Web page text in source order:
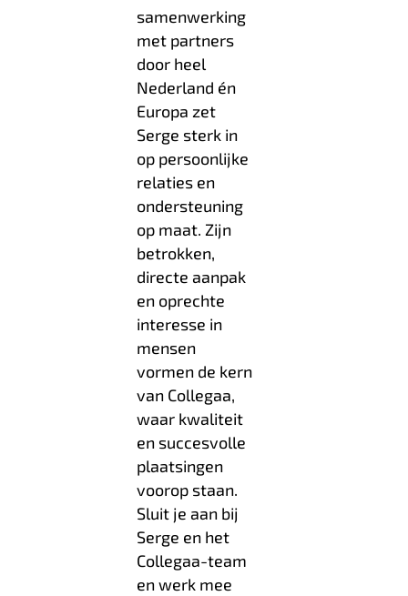
samenwerking
met partners
door heel
Nederland én
Europa zet
Serge sterk in
op persoonlijke
relaties en
ondersteuning
op maat. Zijn
betrokken,
directe aanpak
en oprechte
interesse in
mensen
vormen de kern
van Collegaa,
waar kwaliteit
en succesvolle
plaatsingen
voorop staan.
Sluit je aan bij
Serge en het
Collegaa-team
en werk mee